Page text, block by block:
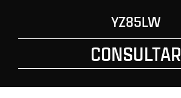
YZ85LW
CONSULTAR